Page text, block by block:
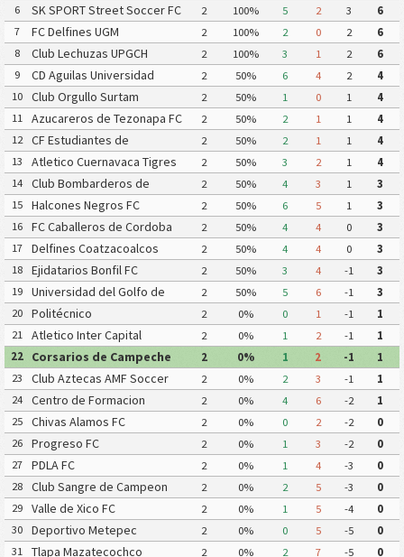
6
SK SPORT Street Soccer FC 2 100% 5 2 3
6
7
FC Delfines UGM 2 100% 2 0 2
6
8
Club Lechuzas UPGCH 2 100% 3 1 2
6
9
CD Aguilas Universidad
Autonoma de Guerrero
2 50% 6 4 2
4
10
Club Orgullo Surtam 2 50% 1 0 1
4
11
Azucareros de Tezonapa FC 2 50% 2 1 1
4
12
CF Estudiantes de
Atlacomulco
2 50% 2 1 1
4
13
Atletico Cuernavaca Tigres
Yautepec
2 50% 3 2 1
4
14
Club Bombarderos de
Tecamac
2 50% 4 3 1
3
15
Halcones Negros FC 2 50% 6 5 1
3
16
FC Caballeros de Cordoba 2 50% 4 4 0
3
17
Delfines Coatzacoalcos 2 50% 4 4 0
3
18
Ejidatarios Bonfil FC 2 50% 3 4 -1
3
19
Universidad del Golfo de
Mexico FC
2 50% 5 6 -1
3
20
Politécnico 2 0% 0 1 -1
1
21
Atletico Inter Capital 2 0% 1 2 -1
1
22
Corsarios de Campeche
FC
2 0% 1 2 -1
1
23
Club Aztecas AMF Soccer
Aragon
2 0% 2 3 -1
1
24
Centro de Formacion
Chiapas Futbol
2 0% 4 6 -2
1
25
Chivas Alamos FC 2 0% 0 2 -2
0
26
Progreso FC 2 0% 1 3 -2
0
27
PDLA FC 2 0% 1 4 -3
0
28
Club Sangre de Campeon 2 0% 2 5 -3
0
29
Valle de Xico FC 2 0% 1 5 -4
0
30
Deportivo Metepec
Eurosoccer FC
2 0% 0 5 -5
0
31
Tlapa Mazatecochco 2 0% 2 7 -5
0